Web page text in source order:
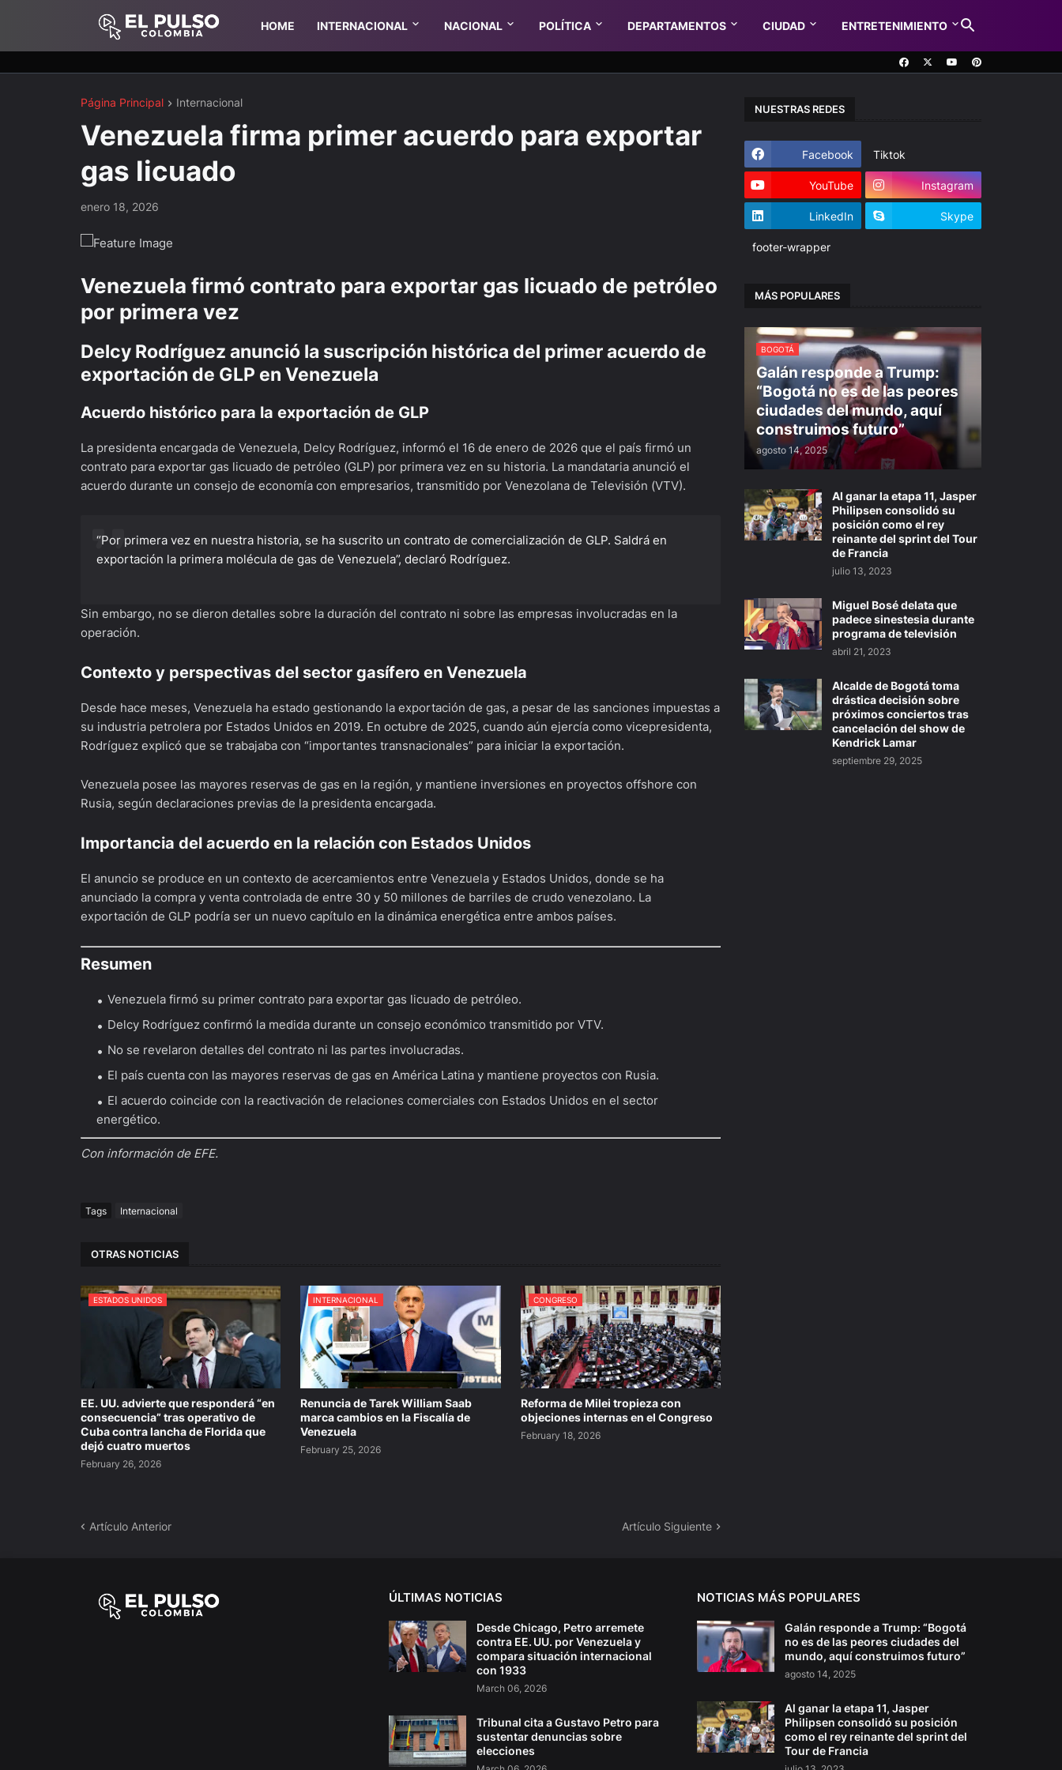
HOME INTERNACIONAL NACIONAL POLÍTICA DEPARTAMENTOS CIUDAD ENTRETENIMIENTO
Página Principal Internacional
Venezuela firma primer acuerdo para exportar
gas licuado
enero 18, 2026
Venezuela firmó contrato para exportar gas licuado de petróleo
por primera vez
Delcy Rodríguez anunció la suscripción histórica del primer acuerdo de
exportación de GLP en Venezuela
Acuerdo histórico para la exportación de GLP
La presidenta encargada de Venezuela, Delcy Rodríguez, informó el 16 de enero de 2026 que el país firmó un
contrato para exportar gas licuado de petróleo (GLP) por primera vez en su historia. La mandataria anunció el
acuerdo durante un consejo de economía con empresarios, transmitido por Venezolana de Televisión (VTV).
“Por primera vez en nuestra historia, se ha suscrito un contrato de comercialización de GLP. Saldrá en
exportación la primera molécula de gas de Venezuela”, declaró Rodríguez.
Sin embargo, no se dieron detalles sobre la duración del contrato ni sobre las empresas involucradas en la
operación.
Contexto y perspectivas del sector gasífero en Venezuela
Desde hace meses, Venezuela ha estado gestionando la exportación de gas, a pesar de las sanciones impuestas a
su industria petrolera por Estados Unidos en 2019. En octubre de 2025, cuando aún ejercía como vicepresidenta,
Rodríguez explicó que se trabajaba con “importantes transnacionales” para iniciar la exportación.
Venezuela posee las mayores reservas de gas en la región, y mantiene inversiones en proyectos offshore con
Rusia, según declaraciones previas de la presidenta encargada.
Importancia del acuerdo en la relación con Estados Unidos
El anuncio se produce en un contexto de acercamientos entre Venezuela y Estados Unidos, donde se ha
anunciado la compra y venta controlada de entre 30 y 50 millones de barriles de crudo venezolano. La
exportación de GLP podría ser un nuevo capítulo en la dinámica energética entre ambos países.
Resumen
Venezuela firmó su primer contrato para exportar gas licuado de petróleo.
Delcy Rodríguez confirmó la medida durante un consejo económico transmitido por VTV.
No se revelaron detalles del contrato ni las partes involucradas.
El país cuenta con las mayores reservas de gas en América Latina y mantiene proyectos con Rusia.
El acuerdo coincide con la reactivación de relaciones comerciales con Estados Unidos en el sector
energético.
Con información de EFE.
Tags Internacional
OTRAS NOTICIAS
ESTADOS UNIDOS
EE. UU. advierte que responderá “en
consecuencia” tras operativo de
Cuba contra lancha de Florida que
dejó cuatro muertos
February 26, 2026
INTERNACIONAL
Renuncia de Tarek William Saab
marca cambios en la Fiscalía de
Venezuela
February 25, 2026
CONGRESO
Reforma de Milei tropieza con
objeciones internas en el Congreso
February 18, 2026
Artículo Anterior Artículo Siguiente
NUESTRAS REDES
Facebook Tiktok
YouTube Instagram
LinkedIn Skype
footer-wrapper
MÁS POPULARES
BOGOTÁ
Galán responde a Trump:
“Bogotá no es de las peores
ciudades del mundo, aquí
construimos futuro”
agosto 14, 2025
Al ganar la etapa 11, Jasper
Philipsen consolidó su
posición como el rey
reinante del sprint del Tour
de Francia
julio 13, 2023
Miguel Bosé delata que
padece sinestesia durante
programa de televisión
abril 21, 2023
Alcalde de Bogotá toma
drástica decisión sobre
próximos conciertos tras
cancelación del show de
Kendrick Lamar
septiembre 29, 2025
ÚLTIMAS NOTICIAS
Desde Chicago, Petro arremete
contra EE. UU. por Venezuela y
compara situación internacional
con 1933
March 06, 2026
Tribunal cita a Gustavo Petro para
sustentar denuncias sobre
elecciones
NOTICIAS MÁS POPULARES
Galán responde a Trump: “Bogotá
no es de las peores ciudades del
mundo, aquí construimos futuro”
agosto 14, 2025
Al ganar la etapa 11, Jasper
Philipsen consolidó su posición
como el rey reinante del sprint del
Tour de Francia